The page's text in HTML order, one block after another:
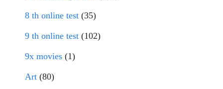
8 th online test (35)
9 th online test (102)
9x movies (1)
Art (80)